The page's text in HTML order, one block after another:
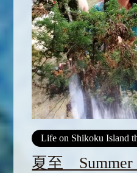
Life on Shikoku Island
夏至 Summer